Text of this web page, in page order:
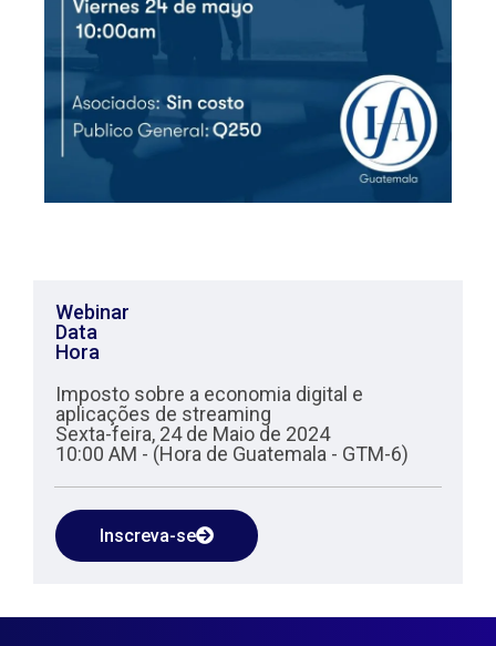
Webinar
Data
Hora
Imposto sobre a economia digital e
aplicações de streaming
Sexta-feira, 24 de Maio de 2024
10:00 AM - (Hora de Guatemala - GTM-6)
Inscreva-se